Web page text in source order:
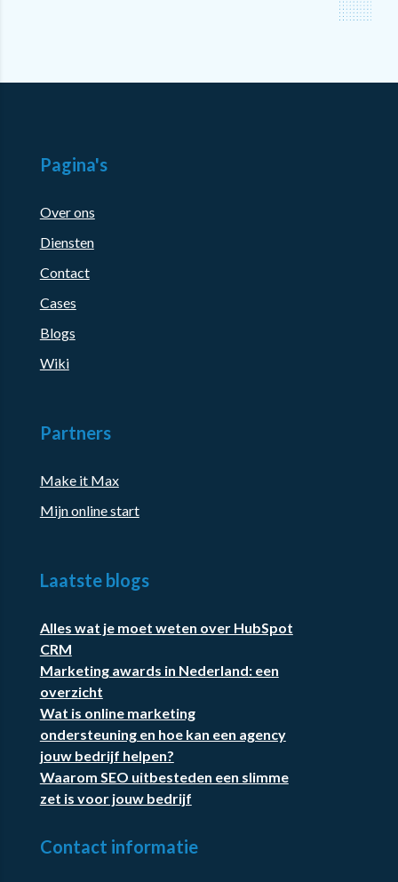
Pagina's
Over ons
Diensten
Contact
Cases
Blogs
Wiki
Partners
Make it Max
Mijn online start
Laatste blogs
Alles wat je moet weten over HubSpot
CRM
Marketing awards in Nederland: een
overzicht
Wat is online marketing
ondersteuning en hoe kan een agency
jouw bedrijf helpen?
Waarom SEO uitbesteden een slimme
zet is voor jouw bedrijf
Contact informatie